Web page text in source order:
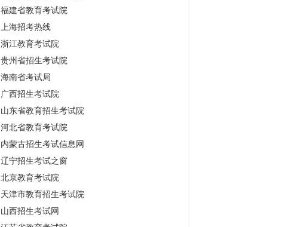
福建省教育考试院
上海招考热线
浙江教育考试院
贵州省招生考试院
海南省考试局
广西招生考试院
山东省教育招生考试院
河北省教育考试院
内蒙古招生考试信息网
辽宁招生考试之窗
北京教育考试院
天津市教育招生考试院
山西招生考试网